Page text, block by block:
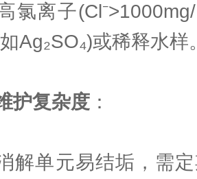
离子(Cl⁻>1000mg/
Ag₂SO₄)或稀释水样
护复杂度 ：
单元易结垢，需定